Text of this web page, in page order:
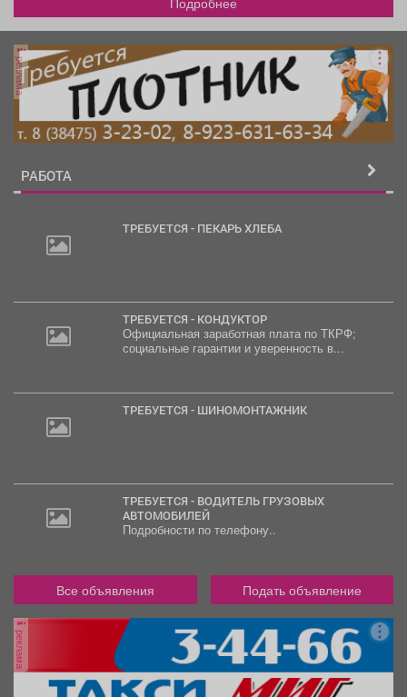
реклама
РАБОТА
ТРЕБУЕТСЯ - ПЕКАРЬ ХЛЕБА
ТРЕБУЕТСЯ - КОНДУКТОР
Официальная заработная плата по ТКРФ;
социальные гарантии и уверенность в...
ТРЕБУЕТСЯ - ШИНОМОНТАЖНИК
ТРЕБУЕТСЯ - ВОДИТЕЛЬ ГРУЗОВЫХ
АВТОМОБИЛЕЙ
Подробности по телефону..
Все объявления Подать объявление
реклама